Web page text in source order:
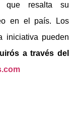
que resalta su
en el país. Los
iniciativa pueden
a través del